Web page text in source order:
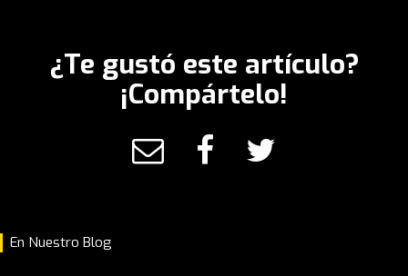
¿Te gustó este artículo?
¡Compártelo!
En Nuestro Blog